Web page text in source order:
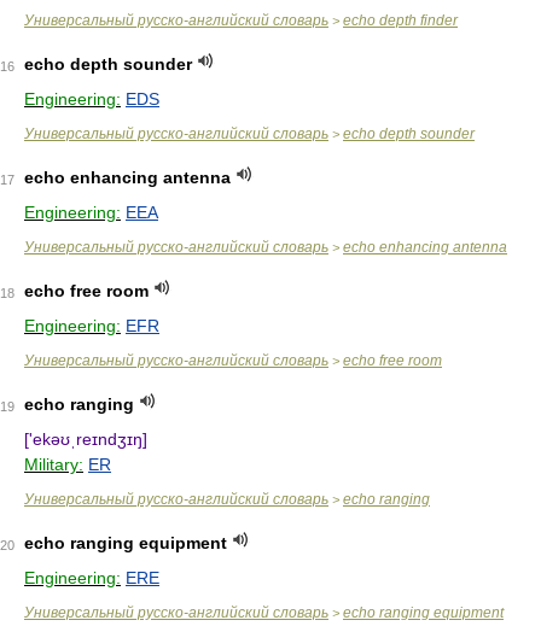
Универсальный русско-английский словарь > echo depth finder
16
echo depth sounder
Engineering: EDS
Универсальный русско-английский словарь > echo depth sounder
17
echo enhancing antenna
Engineering: EEA
Универсальный русско-английский словарь > echo enhancing antenna
18
echo free room
Engineering: EFR
Универсальный русско-английский словарь > echo free room
19
echo ranging
['ekəʊˌreɪndʒɪŋ]
Military: ER
Универсальный русско-английский словарь > echo ranging
20
echo ranging equipment
Engineering: ERE
Универсальный русско-английский словарь > echo ranging equipment